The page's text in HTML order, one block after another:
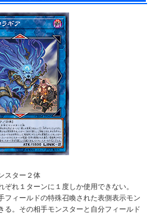
スター２体
れ１ターンに１度しか使用できない。
ィールドの特殊召喚された表側表示モン
る。その相手モンスターと自分フィールド